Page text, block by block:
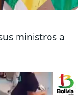
ministros a